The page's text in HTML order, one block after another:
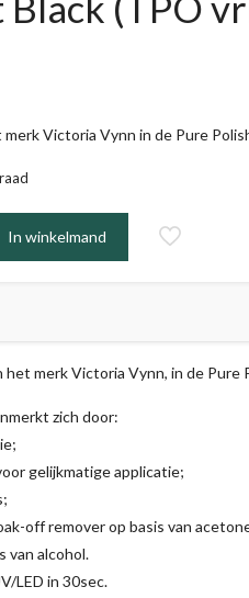
Victoria Vynn in de Pure
In winkelmand
het merk Victoria Vynn, in de Pure
zich door:
gelijkmatige applicatie;
off remover op basis van
van alcohol.
LED in 30sec.